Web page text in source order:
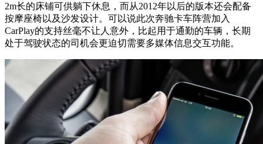
2m长的床铺可供躺下休息，而从2012年以后的版本还会配备
按摩座椅以及沙发设计。可以说此次奔驰卡车阵营加入
CarPlay的支持丝毫不让人意外，比起用于通勤的车辆，长期
处于驾驶状态的司机会更迫切需要多媒体信息交互功能。